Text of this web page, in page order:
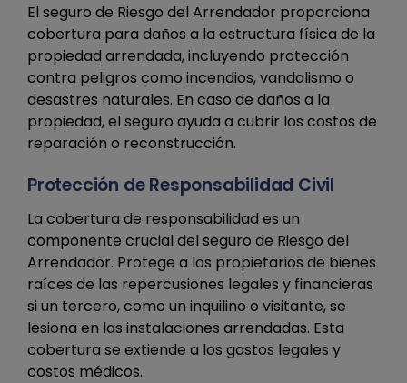
El seguro de Riesgo del Arrendador proporciona
cobertura para daños a la estructura física de la
propiedad arrendada, incluyendo protección
contra peligros como incendios, vandalismo o
desastres naturales. En caso de daños a la
propiedad, el seguro ayuda a cubrir los costos de
reparación o reconstrucción.
Protección de Responsabilidad Civil
La cobertura de responsabilidad es un
componente crucial del seguro de Riesgo del
Arrendador. Protege a los propietarios de bienes
raíces de las repercusiones legales y financieras
si un tercero, como un inquilino o visitante, se
lesiona en las instalaciones arrendadas. Esta
cobertura se extiende a los gastos legales y
costos médicos.